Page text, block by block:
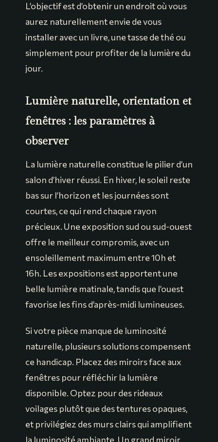
L’objectif est d’obtenir un endroit où vous
aurez naturellement envie de vous
installer avec un livre, une tasse de thé ou
simplement pour profiter de la lumière du
jour.
Lumière naturelle, orientation et
fenêtres : les paramètres à
observer
La lumière naturelle constitue le pilier d’un
salon d’hiver réussi. En hiver, le soleil reste
bas sur l’horizon et les journées sont
courtes, ce qui rend chaque rayon
précieux. Une exposition sud ou sud-ouest
offre le meilleur compromis, avec un
ensoleillement maximum entre 10h et
16h. Les expositions est apportent une
belle lumière matinale, tandis que l’ouest
favorise les fins d’après-midi lumineuses.
Si votre pièce manque de luminosité
naturelle, plusieurs solutions compensent
ce handicap. Placez des miroirs face aux
fenêtres pour réfléchir la lumière
disponible. Optez pour des rideaux
voilages plutôt que des tentures opaques,
et privilégiez des murs clairs qui amplifient
la luminosité ambiante. Un grand miroir